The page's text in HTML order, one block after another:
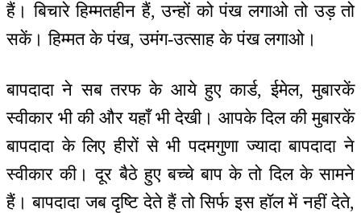
हैं। बिचारे हिम्मतहीन हैं, उन्हों को पंख लगाओ तो उड़ तो
सकें। हिम्मत के पंख, उमंग-उत्साह के पंख लगाओ।
बापदादा ने सब तरफ के आये हुए कार्ड, ईमेल, मुबारकें
स्वीकार भी की और यहाँ भी देखी। आपके दिल की मुबारकें
बापदादा के लिए हीरों से भी पदमगुणा ज्यादा बापदादा ने
स्वीकार की। दूर बैठे हुए बच्चे बाप के तो दिल के सामने
हैं। बापदादा जब दृष्टि देते हैं तो सिर्फ इस हॉल में नहीं देते,